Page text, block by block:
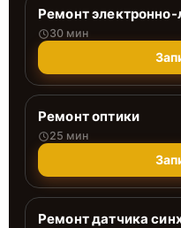
Ремонт
30 мин
Ремонт оптики
25 мин
Ремонт датчика